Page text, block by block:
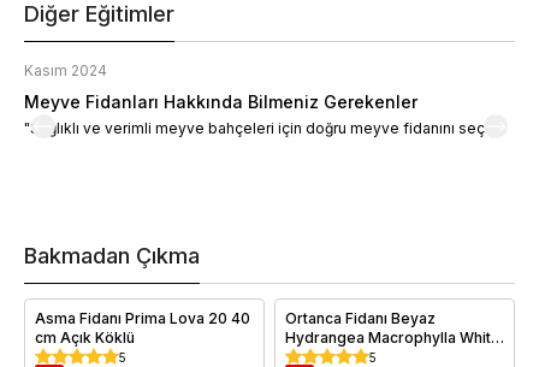
Diğer Eğitimler
Kasım 2024
Meyve Fidanları Hakkında Bilmeniz Gerekenler
"Sağlıklı ve verimli meyve bahçeleri için doğru meyve fidanını seçin."
Bakmadan Çıkma
Asma Fidanı Prima Lova 20 40
cm Açık Köklü
5
Ortanca Fidanı Beyaz
Hydrangea Macrophylla White
BÜYÜK Yaş Saksıda
5